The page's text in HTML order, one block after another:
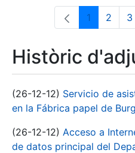
Pàgina
1 Pàgina
2 3
Històric
(26-12-12) Servicio de
en la Fábrica papel de
(26-12-12) Acceso a
de datos principal del